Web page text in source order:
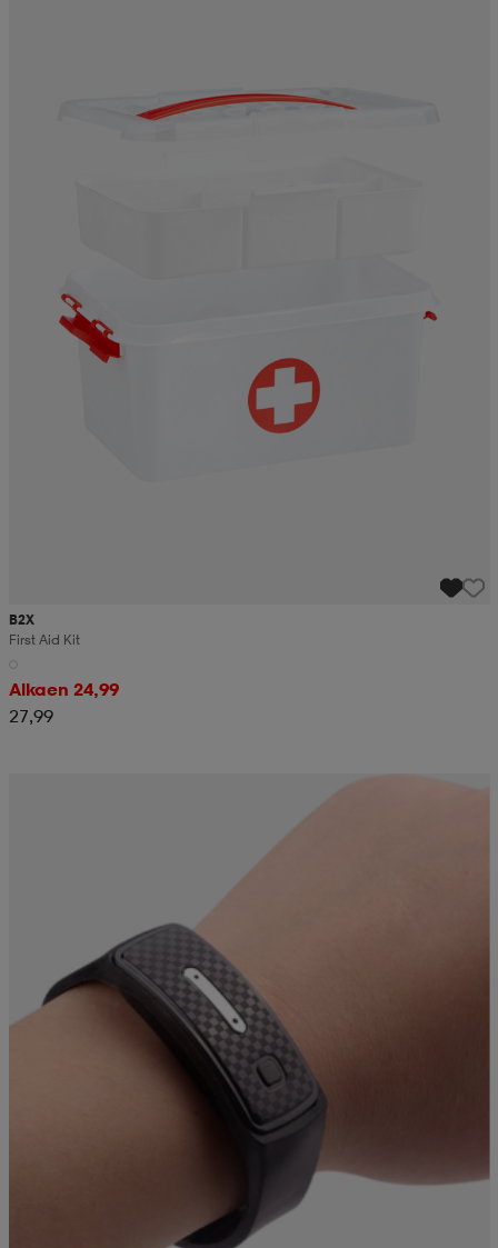
B2X
First Aid Kit
Alkaen 24,99
27,99